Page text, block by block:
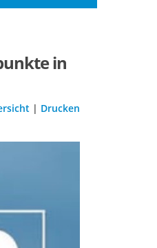
in
| Drucken